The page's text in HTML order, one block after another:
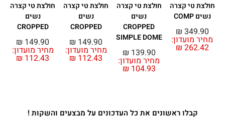
חולצת טי קצרה
נשים COMP
מחיר מועדון:
₪ 262.42
₪ 349.90
חולצת טי קצרה
נשים
CROPPED
SIMPLE DOME
מחיר מועדון:
₪ 104.93
₪ 139.90
חולצת טי קצרה
נשים
CROPPED
מחיר מועדון:
₪ 112.43
₪ 149.90
חולצת טי קצרה
נשים
CROPPED
מחיר מועדון:
₪ 112.43
₪ 149.90
קבלו ראשונים את כל העדכונים על מבצעים והשקות !